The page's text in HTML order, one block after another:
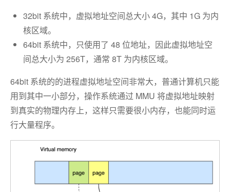
32bit 系统中，虚拟地址空间总大小 4G，其中 1G 为内
核区域。
64bit 系统中，只使用了 48 位地址，因此虚拟地址空
间总大小为 256T，通常 8T 为内核区域。
64bit 系统的的进程虚拟地址空间非常大，普通计算机只能
用到其中一小部分，操作系统通过 MMU 将虚拟地址映射
到真实的物理内存上，这样只需要很小内存，也能同时运
行大量程序。